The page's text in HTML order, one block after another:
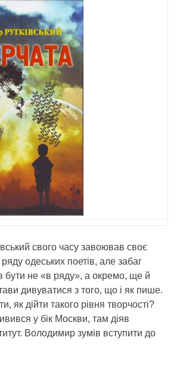
свого часу завоював своє
одеських поетів, але забаг
бути не «в ряду», а окремо, ще й
дивуватися з того, що і як пише.
як дійти такого рівня творчості?
у бік Москви, там діяв
Володимир зумів вступити до